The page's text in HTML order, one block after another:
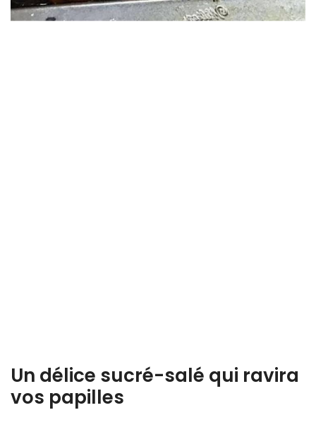
Un délice sucré-salé qui ravira
vos papilles